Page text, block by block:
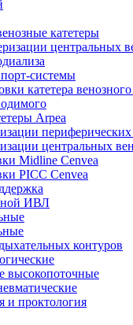
катетеры
центральных
катетера
Arpea
центральных
Midline Cenvea
PICC Cenvea
ИВЛ
контуров
высокопоточные
и проктология